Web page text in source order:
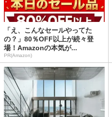
「え、こんなセールやってた
の？」80％OFF以上が続々登
場！Amazonの本気が...
PR(Amazon)